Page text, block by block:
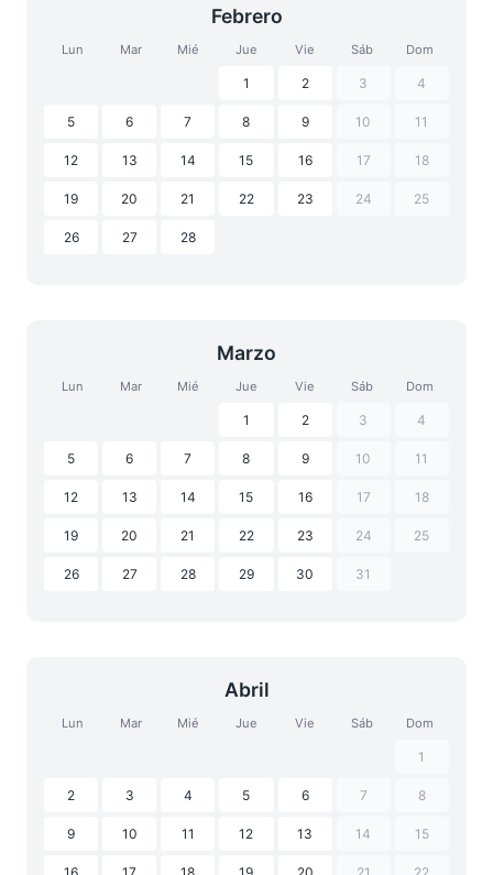
Febrero
Lun Mar Mié Jue Vie Sáb Dom
1 2 3 4
5 6 7 8 9 10 11
12 13 14 15 16 17 18
19 20 21 22 23 24 25
26 27 28
Marzo
Lun Mar Mié Jue Vie Sáb Dom
1 2 3 4
5 6 7 8 9 10 11
12 13 14 15 16 17 18
19 20 21 22 23 24 25
26 27 28 29 30 31
Abril
Lun Mar Mié Jue Vie Sáb Dom
1
2 3 4 5 6 7 8
9 10 11 12 13 14 15